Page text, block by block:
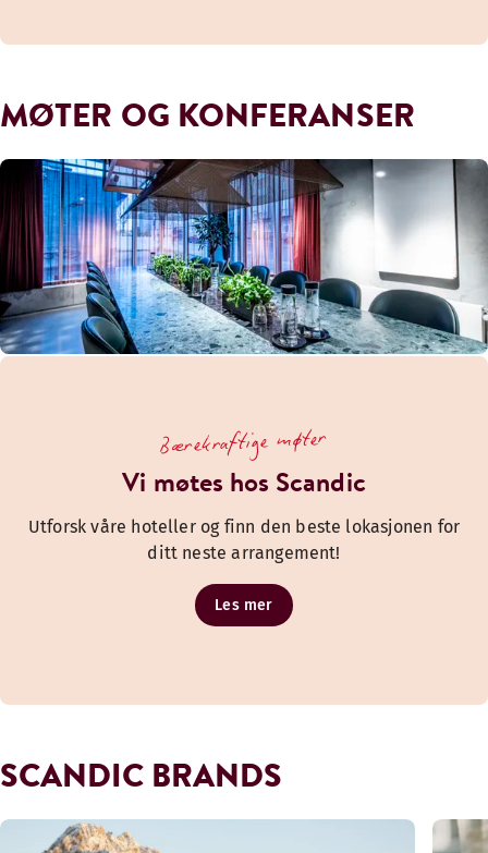
MØTER OG KONFERANSER
Bærekraftige møter
Vi møtes hos Scandic
Utforsk våre hoteller og finn den beste lokasjonen for
ditt neste arrangement!
Les mer
SCANDIC BRANDS